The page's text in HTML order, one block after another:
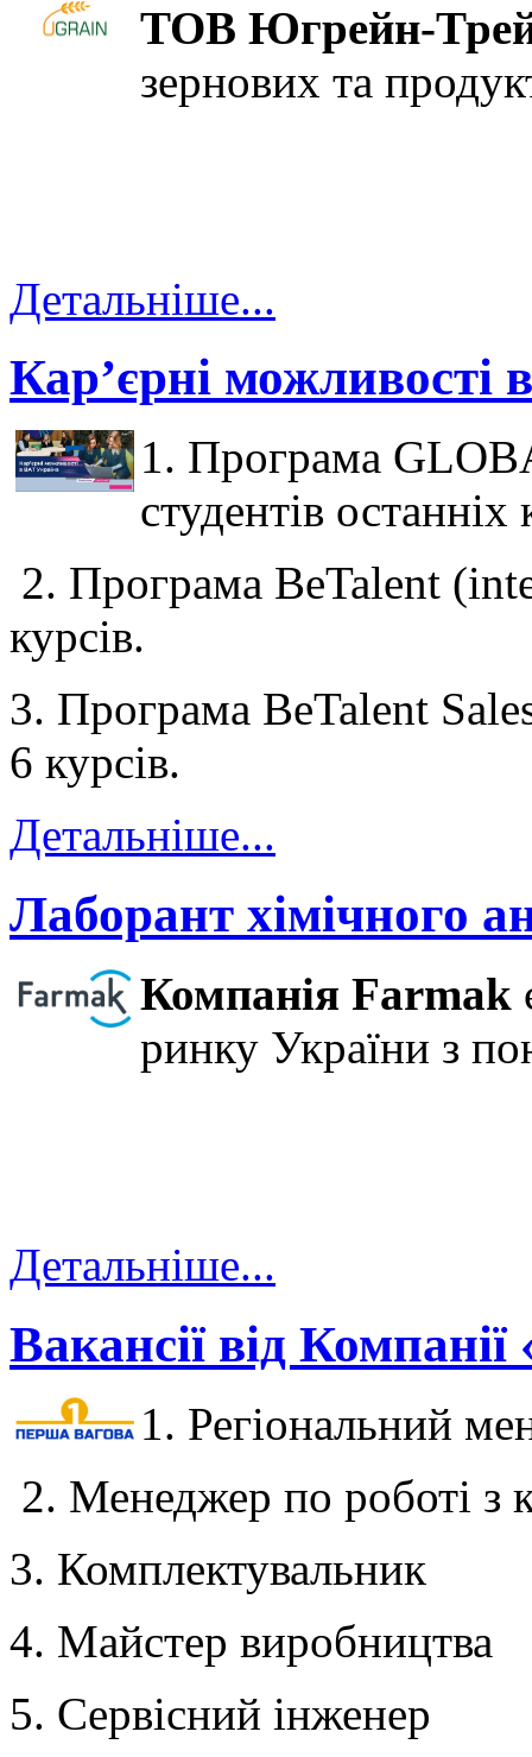
ТОВ Югрейн-
зернових та
Детальніше...
Кар’єрні можливості
1. Програма
студентів
2. Програма BeTalent
курсів.
3. Програма BeTalent
6 курсів.
Детальніше...
Лаборант хімічного
Компанія Farmak
ринку України з
Детальніше...
Вакансії від
1. Регіональний
2. Менеджер по роботі з
3. Комплектувальник
4. Майстер виробництва
5. Сервісний інженер